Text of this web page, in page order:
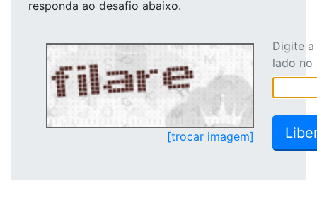
responda ao desafio abaixo.
[trocar imagem]
Digite
lado no